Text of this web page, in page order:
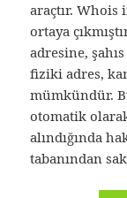
araçtır.
ortaya
adresine,
fiziki adres,
mümkündür.
otomatik
alındığında
tabanından